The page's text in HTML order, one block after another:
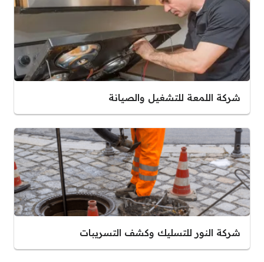
شركة اللمعة للتشغيل والصيانة
شركة النور للتسليك وكشف التسريبات